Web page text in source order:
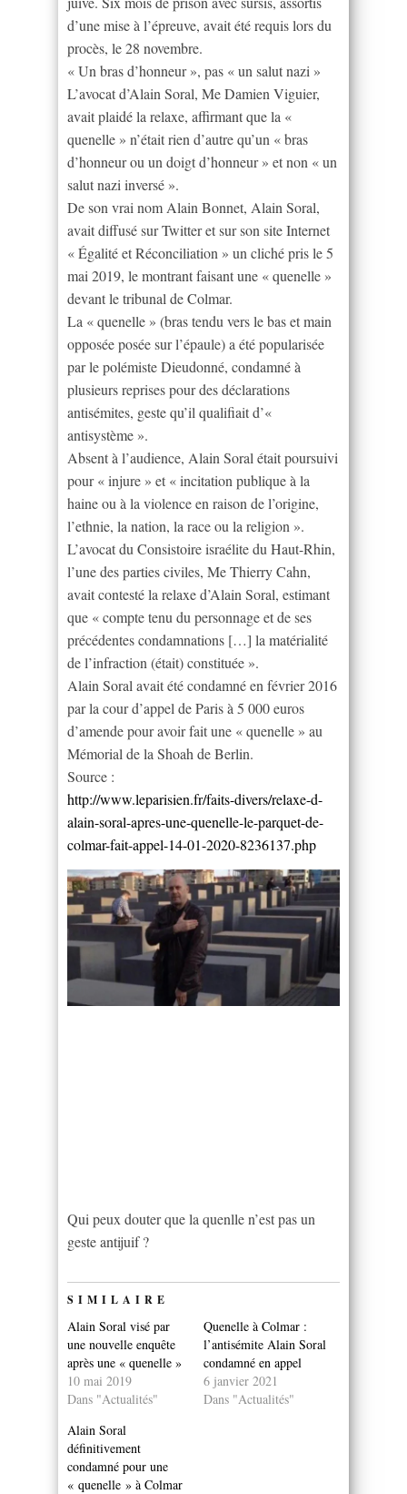
d’une mise à l’épreuve, avait été requis lors du
procès, le 28 novembre.
« Un bras d’honneur », pas « un salut nazi »
L’avocat d’Alain Soral, Me Damien Viguier,
avait plaidé la relaxe, affirmant que la «
quenelle » n’était rien d’autre qu’un « bras
d’honneur ou un doigt d’honneur » et non « un
salut nazi inversé ».
De son vrai nom Alain Bonnet, Alain Soral,
avait diffusé sur Twitter et sur son site Internet
« Égalité et Réconciliation » un cliché pris le 5
mai 2019, le montrant faisant une « quenelle »
devant le tribunal de Colmar.
La « quenelle » (bras tendu vers le bas et main
opposée posée sur l’épaule) a été popularisée
par le polémiste Dieudonné, condamné à
plusieurs reprises pour des déclarations
antisémites, geste qu’il qualifiait d’«
antisystème ».
Absent à l’audience, Alain Soral était poursuivi
pour « injure » et « incitation publique à la
haine ou à la violence en raison de l’origine,
l’ethnie, la nation, la race ou la religion ».
L’avocat du Consistoire israélite du Haut-Rhin,
l’une des parties civiles, Me Thierry Cahn,
avait contesté la relaxe d’Alain Soral, estimant
que « compte tenu du personnage et de ses
précédentes condamnations […] la matérialité
de l’infraction (était) constituée ».
Alain Soral avait été condamné en février 2016
par la cour d’appel de Paris à 5 000 euros
d’amende pour avoir fait une « quenelle » au
Mémorial de la Shoah de Berlin.
Source :
http://www.leparisien.fr/faits-divers/relaxe-d-
alain-soral-apres-une-quenelle-le-parquet-de-
colmar-fait-appel-14-01-2020-8236137.php
Qui peux douter que la quenlle n’est pas un
geste antijuif ?
SIMILAIRE
Alain Soral visé par
une nouvelle enquête
après une « quenelle »
10 mai 2019
Dans "Actualités"
Quenelle à Colmar :
l’antisémite Alain Soral
condamné en appel
6 janvier 2021
Dans "Actualités"
Alain Soral
définitivement
condamné pour une
« quenelle » à Colmar